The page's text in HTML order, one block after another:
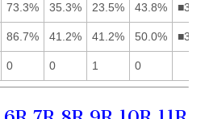
73.3% 35.3% 23.5% 43.8%
86.7% 41.2% 41.2% 50.0%
0 0 1 0